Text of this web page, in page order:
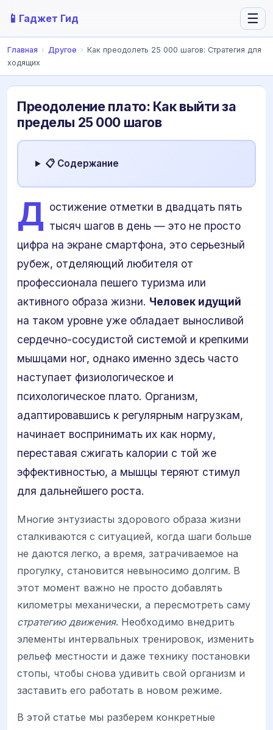
📱 Гаджет Гид ☰
Главная › Другое › Как преодолеть 25 000 шагов: Стратегия для
ходящих
Преодоление плато: Как выйти за
пределы 25 000 шагов
📋 Содержание
Д остижение отметки в двадцать пять
тысяч шагов в день — это не просто
цифра на экране смартфона, это серьезный
рубеж, отделяющий любителя от
профессионала пешего туризма или
активного образа жизни. Человек идущий
на таком уровне уже обладает выносливой
сердечно-сосудистой системой и крепкими
мышцами ног, однако именно здесь часто
наступает физиологическое и
психологическое плато. Организм,
адаптировавшись к регулярным нагрузкам,
начинает воспринимать их как норму,
переставая сжигать калории с той же
эффективностью, а мышцы теряют стимул
для дальнейшего роста.
Многие энтузиасты здорового образа жизни
сталкиваются с ситуацией, когда шаги больше
не даются легко, а время, затрачиваемое на
прогулку, становится невыносимо долгим. В
этот момент важно не просто добавлять
километры механически, а пересмотреть саму
стратегию движения. Необходимо внедрить
элементы интервальных тренировок, изменить
рельеф местности и даже технику постановки
стопы, чтобы снова удивить свой организм и
заставить его работать в новом режиме.
В этой статье мы разберем конкретные